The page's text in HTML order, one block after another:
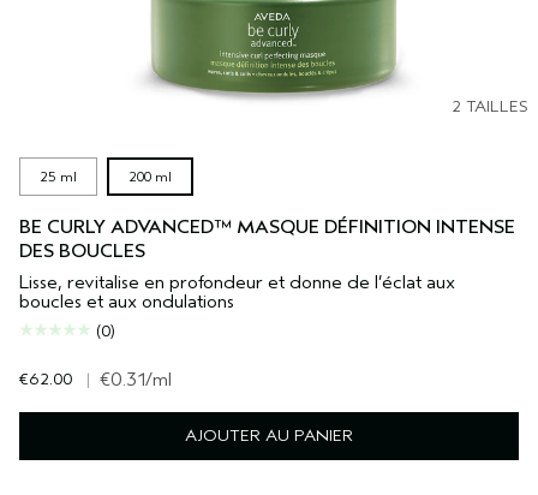
2 TAILLES
25 ml 200 ml
BE CURLY ADVANCED™ MASQUE DÉFINITION INTENSE
DES BOUCLES
Lisse, revitalise en profondeur et donne de l’éclat aux
boucles et aux ondulations
(0)
€62.00 | €0.31/ml
AJOUTER AU PANIER